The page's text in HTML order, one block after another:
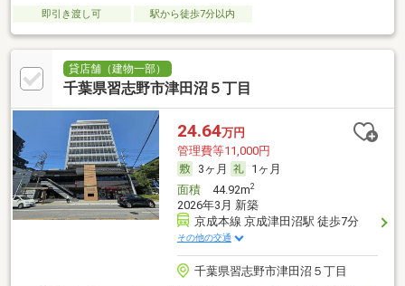
即引き渡し可 駅から徒歩7分以内
貸店舗（建物一部）
千葉県習志野市津田沼５丁目
24.64万円
管理費等11,000円
3ヶ月
1ヶ月
面積44.92m2
2026年3月 新築
京成本線 京成津田沼駅 徒歩7分
その他の交通
千葉県習志野市津田沼５丁目